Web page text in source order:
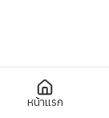
หน้าแรก